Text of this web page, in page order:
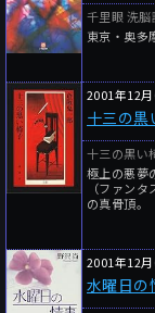
千里眼 洗
東京・奥多
2001年12
十三の黒
十三の黒い
極上の悪夢
（ファン
の真骨頂。
2001年12
水曜日の